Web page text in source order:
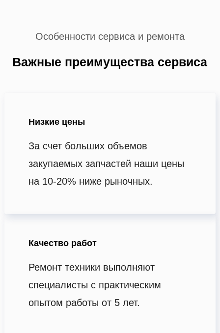
Особенности сервиса и ремонта
Важные преимущества сервиса
Низкие цены
За счет больших объемов
закупаемых запчастей наши цены
на 10-20% ниже рыночных.
Качество работ
Ремонт техники выполняют
специалисты с практическим
опытом работы от 5 лет.